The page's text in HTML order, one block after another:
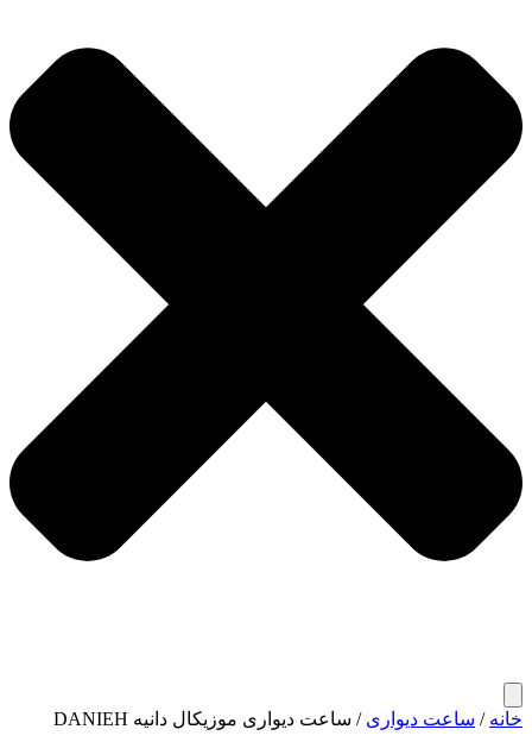
خانه / ساعت دیواری / ساعت دیواری موزیکال دانیه DANIEH